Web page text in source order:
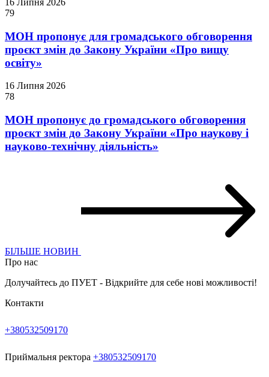
79
МОН пропонує для громадського обговорення
проєкт змін до Закону України «Про вищу
освіту»
16 Липня 2026
78
МОН пропонує до громадського обговорення
проєкт змін до Закону України «Про наукову і
науково-технічну діяльність»
БІЛЬШЕ НОВИН
Про нас
Долучайтесь до ПУЕТ - Відкрийте для себе нові можливості!
Контакти
+380532509170
Приймальня ректора +380532509170